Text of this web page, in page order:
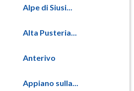
Alpe di Siusi...
Alta Pusteria...
Anterivo
Appiano sulla...